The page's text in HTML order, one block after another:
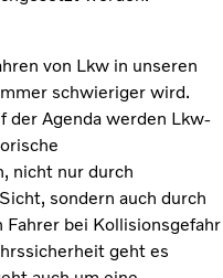
von Lkw in unseren
schwieriger wird.
der Agenda werden Lkw-
nicht nur durch
sondern auch durch
bei Kollisionsgefahr
geht es